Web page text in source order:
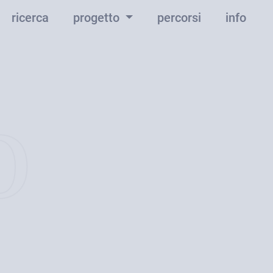
ricerca progetto percorsi info